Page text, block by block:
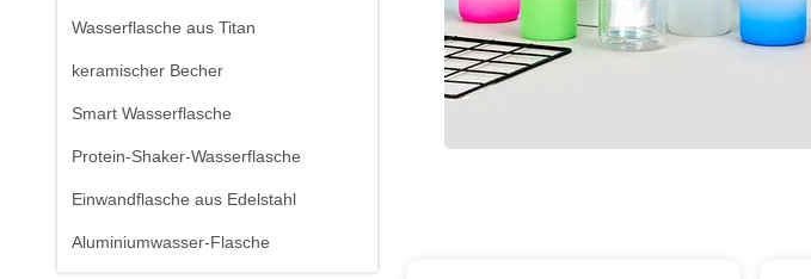
Wasserflasche aus Titan
keramischer Becher
Smart Wasserflasche
Protein-Shaker-Wasserflasche
Einwandflasche aus Edelstahl
Aluminiumwasser-Flasche